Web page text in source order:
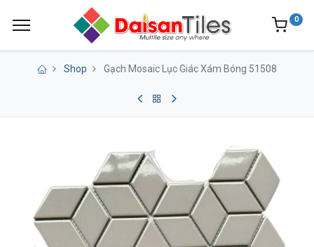
0
Shop Gạch Mosaic Lục Giác Xám Bóng 51508